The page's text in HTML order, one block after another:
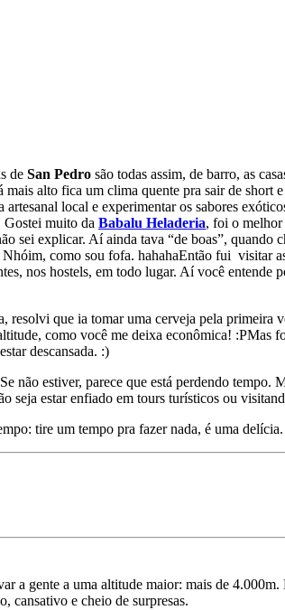
de San Pedro são todas assim, de barro, as
alto fica um clima quente pra sair de short
local e experimentar os sabores
Gostei muito da Babalu Heladeria, foi o melhor
sei explicar. Aí ainda tava “de boas”, quando
como sou fofa. hahahaEntão fui visitar
nos hostels, em todo lugar. Aí você entende
resolvi que ia tomar uma cerveja pela primeira
como você me deixa econômica! :PMas
descansada. :)
não estiver, parece que está perdendo tempo.
seja estar enfiado em tours turísticos ou
tire um tempo pra fazer nada, é uma
a gente a uma altitude maior: mais de 4.000m.
cansativo e cheio de surpresas.